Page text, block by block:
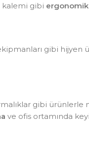
kalemi gibi
gibi hijyen
gibi ürünlerle
ve ofis ortamında